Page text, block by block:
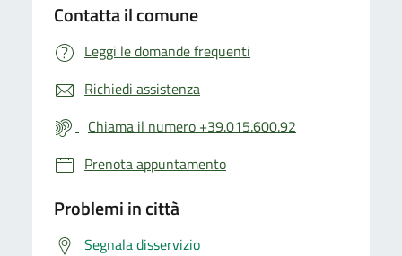
Contatta il comune
Leggi le domande frequenti
Richiedi assistenza
Chiama il numero +39.015.600.92
Prenota appuntamento
Problemi in città
Segnala disservizio